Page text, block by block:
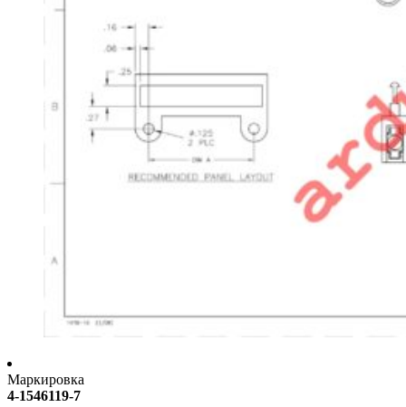
Маркировка
4-1546119-7